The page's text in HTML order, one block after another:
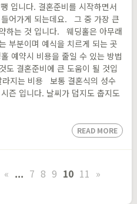
입니다. 결혼준비를 시작하면서
어가게 되는데요. 그 중 가장 큰
하는 것 입니다. 웨딩홀은 아무래
부분이며 예식을 치르게 되는 곳
예약시 비용을 줄일 수 있는 방법
도 결혼준비에 큰 도움이 될 것입
지는 비용 보통 결혼식의 성수
즌 입니다. 날씨가 덥지도 춥지도
READ MORE
« ... 7 8 9 10 11 »